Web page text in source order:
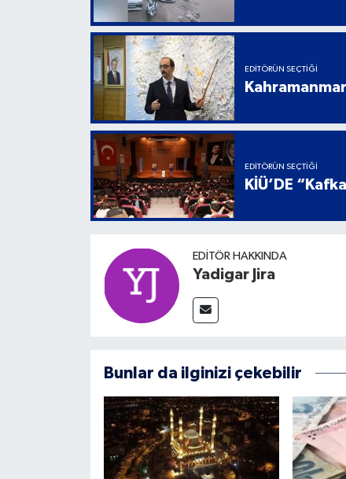
EDITÖRÜN SEÇTIĞI
EDITÖRÜN SEÇTIĞI
KİÜ’DE
EDITÖR HAKKINDA
Yadigar Jira
Bunlar da ilginizi çekebilir